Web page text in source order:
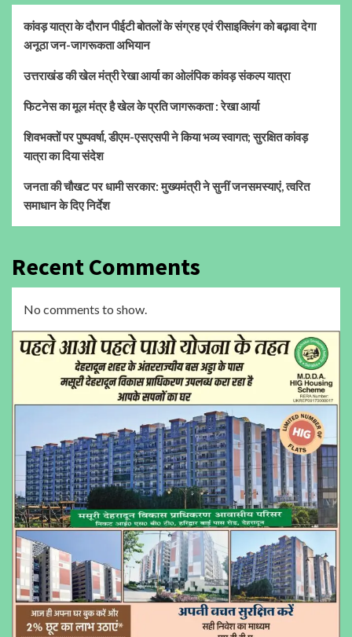
कांवड़ यात्रा के दौरान पीईटी बोतलों के संग्रह एवं रीसाइक्लिंग को बढ़ावा देगा
अनूठा जन-जागरूकता अभियान
उत्तराखंड की खेल मंत्री रेखा आर्या का ओलंपिक कांवड़ संकल्प यात्रा
फिटनेस का मूल मंत्र है खेल के प्रति जागरूकता : रेखा आर्या
शिवभक्तों पर पुष्पवर्षा, डीएम-एसएसपी ने किया भव्य स्वागत; सुरक्षित कांवड़
यात्रा का दिया संदेश
जनता की चौखट पर धामी सरकार: मुख्यमंत्री ने सुनीं जनसमस्याएं, त्वरित
समाधान के दिए निर्देश
Recent Comments
No comments to show.